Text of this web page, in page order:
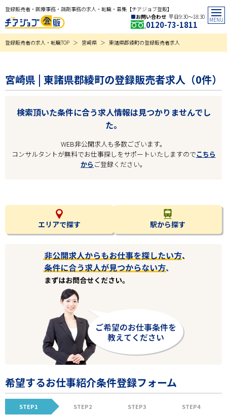
登録販売者・医療事務・調剤事務の求人・転職・募集【チアジョブ登販】
お問い合わせ 平日9:30〜18:30
0120-73-1811
登録販売者の求人・転職TOP 宮崎県 東諸県郡綾町の登録販売者求人
宮崎県 | 東諸県郡綾町の登録販売者求人（0件）
検索頂いた条件に合う求人情報は見つかりませんでし
た。
WEB非公開求人も多数ございます。
コンサルタントが無料でお仕事探しをサポートいたしますのでこちら
から ご登録ください。
エリアで探す 駅から探す
希望するお仕事紹介条件登録フォーム
STEP1 STEP2 STEP3 STEP4